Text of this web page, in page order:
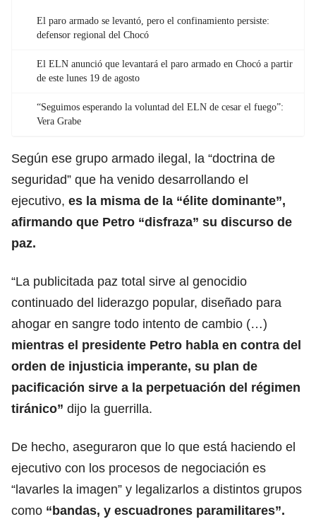
El paro armado se levantó, pero el confinamiento persiste:
defensor regional del Chocó
El ELN anunció que levantará el paro armado en Chocó a partir
de este lunes 19 de agosto
“Seguimos esperando la voluntad del ELN de cesar el fuego”:
Vera Grabe
Según ese grupo armado ilegal, la “doctrina de
seguridad” que ha venido desarrollando el
ejecutivo, es la misma de la “élite dominante”,
afirmando que Petro “disfraza” su discurso de
paz.
“La publicitada paz total sirve al genocidio
continuado del liderazgo popular, diseñado para
ahogar en sangre todo intento de cambio (…)
mientras el presidente Petro habla en contra del
orden de injusticia imperante, su plan de
pacificación sirve a la perpetuación del régimen
tiránico” dijo la guerrilla.
De hecho, aseguraron que lo que está haciendo el
ejecutivo con los procesos de negociación es
“lavarles la imagen” y legalizarlos a distintos grupos
como “bandas, y escuadrones paramilitares”.